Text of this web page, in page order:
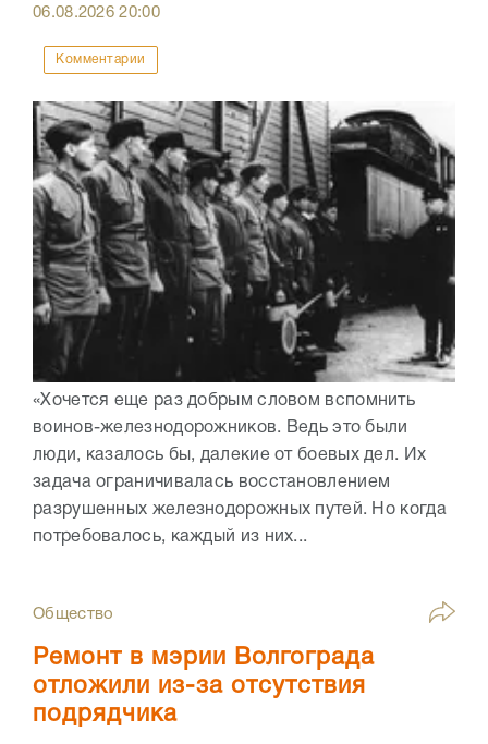
06.08.202620:00
Комментарии
«Хочется еще раз добрым словом вспомнить
воинов-железнодорожников. Ведь это были
люди, казалось бы, далекие от боевых дел. Их
задача ограничивалась восстановлением
разрушенных железнодорожных путей. Но когда
потребовалось, каждый из них...
Общество
Ремонт в мэрии Волгограда
отложили из-за отсутствия
подрядчика